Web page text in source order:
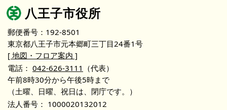
八王子市役所
郵便番号：192-8501
東京都八王子市元本郷町三丁目24番1号
[ 地図・フロア案内 ]
電話： 042-626-3111 （代表）
午前8時30分から午後5時まで
（土曜、日曜、祝日は、閉庁です。）
法人番号： 1000020132012